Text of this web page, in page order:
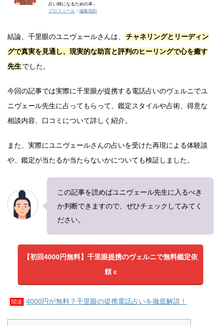
占い師になるための本」
プロフィール ・ 編集指針
結論、千里眼のユニヴェールさんは、
チャネリングとリーディン
グで真実を見通し、現実的な助言と評判のヒーリングで心を癒す
先生 でした。
今回の記事では実際に千里眼が提携する電話占いのヴェルニでユ
ニヴェール先生に占ってもらって、鑑定スタイルや占術、得意な
相談内容、口コミについて詳しく紹介。
また、実際にユニヴェールさんの占いを受けた再現による体験談
や、鑑定が当たるか当たらないかについても検証しました。
この記事を読めばユニヴェール先生に入るべき
か判断できますので、ぜひチェックしてみてく
ださい。
【初回4000円無料】千里眼提携のヴェルニで無料鑑定依
頼 ɛ︎
関連 4000円が無料？千里眼の提携電話占いを徹底解説！